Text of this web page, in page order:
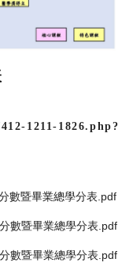
1211-1826.php?
數暨畢業總學分表.pdf
數暨畢業總學分表.pdf
數暨畢業總學分表.pdf